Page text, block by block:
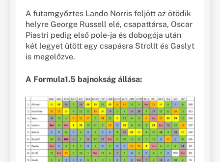
A futamgyőztes Lando Norris feljött az ötödik
helyre George Russell elé, csapattársa, Oscar
Piastri pedig első pole-ja és dobogója után
két legyet ütött egy csapásra Strollt és Gaslyt
is megelőzve.
A Formula1.5 bajnokság állása: